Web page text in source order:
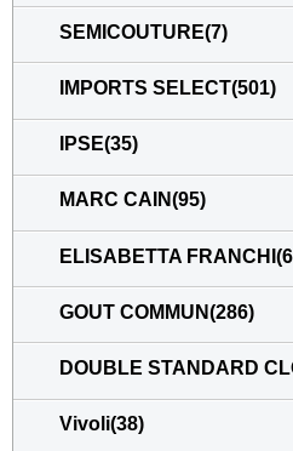
SEMICOUTURE(7)
IMPORTS SELECT(501)
IPSE(35)
MARC CAIN(95)
ELISABETTA
GOUT COMMUN(286)
DOUBLE STANDARD
Vivoli(38)